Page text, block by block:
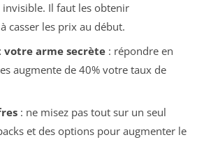
invisible. Il faut les obtenir
casser les prix au début.
votre arme secrète: répondre en
augmente de 40% votre taux de
: ne misez pas tout sur un seul
et des options pour augmenter le